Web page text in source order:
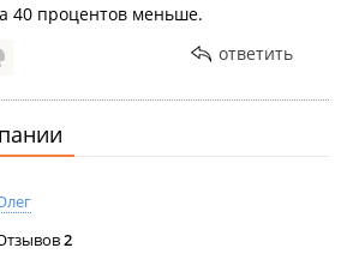
40 процентов меньше.
ответить
2